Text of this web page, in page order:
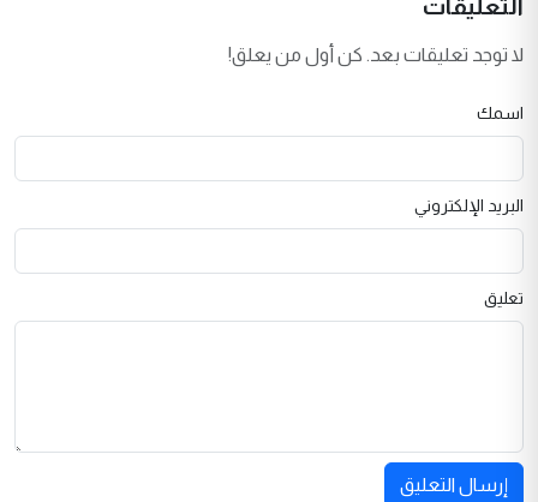
التعليقات
لا توجد تعليقات بعد. كن أول من يعلق!
اسمك
البريد الإلكتروني
تعليق
إرسال التعليق